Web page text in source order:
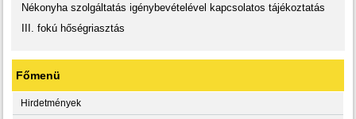
Nékonyha szolgáltatás igénybevételével kapcsolatos tájékoztatás
III. fokú hőségriasztás
Főmenü
Hirdetmények